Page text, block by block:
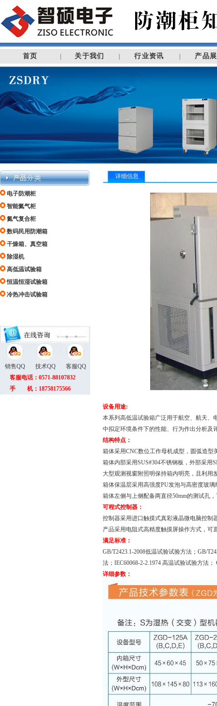
首页 关于我们 行业资讯 产品
电子防潮柜
智能氮气柜
氮气复合柜
数码民用防潮箱
干燥箱、真空箱
除湿机
高低温试验箱
恒温恒湿试验箱
冷热冲击试验箱
销售QQ 技术QQ
客服QQ
客服电话：0571-88107832
手 机：18758175566
详细信息
设备用途:
本系列高低温试验箱广泛用于航空、航天、
中拟定环境条件下的性能、行为作出分析及
结构特点：
箱体采用CNC数位工作母机成型，圆弧造型
箱体内部采用SUS#304不锈钢板，外部采用
大型观测视窗附照明保持箱内明亮，且利
箱体保温层采用高强度PU发泡与高密度玻璃
箱体左侧与上侧配备两直径50mm的测试孔
可程式控制器：
控制器采用进口触摸式真彩液晶微电脑控制
产品采用电阻式高精度触摸屏操作方式，可
满足标准：
GB/T2423.1-2008低温试验试验方法； GB/
法； IEC60068-2-2.1974 高温试验试验方法；
详细参数：